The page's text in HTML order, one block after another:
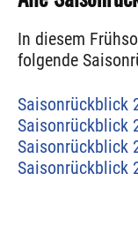
In diesem
folgende
Saisonrückblick
Saisonrückblick
Saisonrückblick
Saisonrückblick